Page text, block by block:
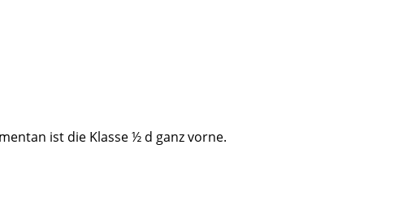
ist die Klasse ½ d ganz vorne.